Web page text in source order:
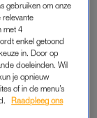
en
gebruiken om onze
relevante
met 4
enkel getoond
in. Door op
doeleinden. Wil
je opnieuw
of in de menu’s
Raadpleeg ons